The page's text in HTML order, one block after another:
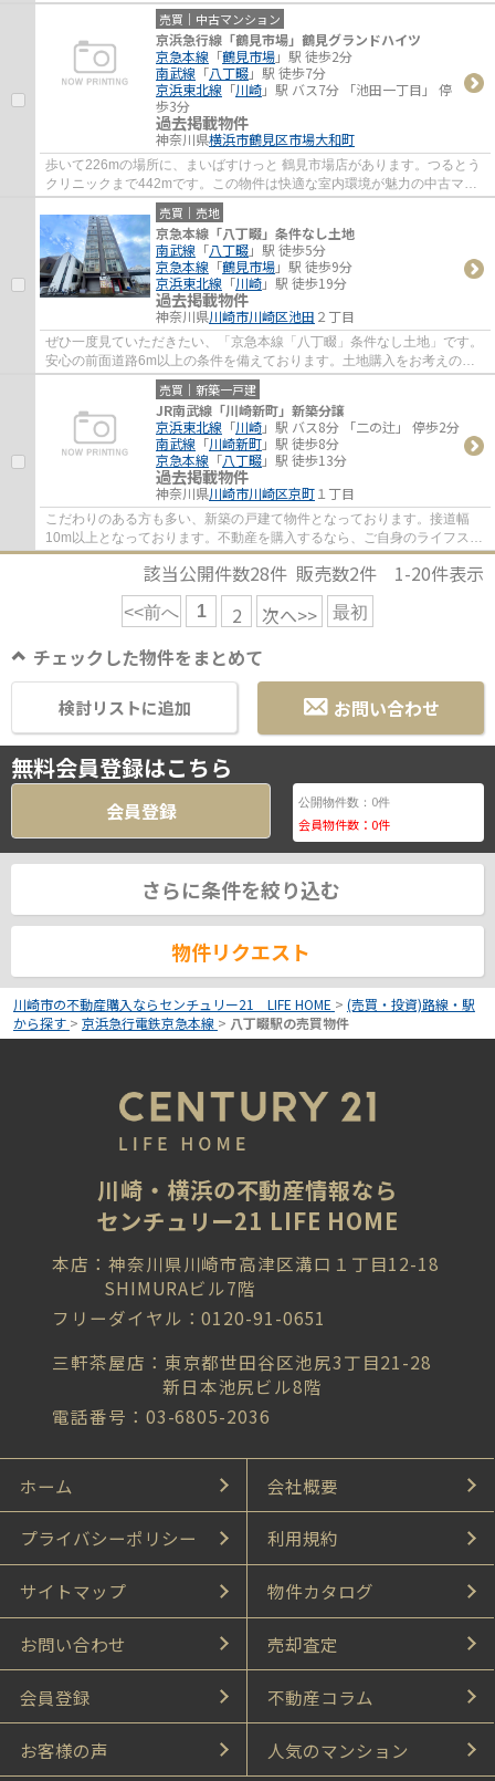
アや南武線尻手付近での一戸建て情報をご紹...
売買｜中古マンション
京浜急行線「鶴見市場」鶴見グランドハイツ
京急本線 「鶴見市場」駅 徒歩2分
南武線 「八丁畷」駅 徒歩7分
京浜東北線 「川崎」駅 バス7分 「池田一丁目」 停
歩3分
過去掲載物件
神奈川県横浜市鶴見区市場大和町
歩いて226mの場所に、まいばすけっと 鶴見市場店があります。つるとう
クリニックまで442mです。この物件は快適な室内環境が魅力の中古マン
ションとなっています。徒歩2分の場所に駅の...
売買｜売地
京急本線「八丁畷」条件なし土地
南武線 「八丁畷」駅 徒歩5分
京急本線 「鶴見市場」駅 徒歩9分
京浜東北線 「川崎」駅 徒歩19分
過去掲載物件
神奈川県川崎市川崎区池田 ２丁目
ぜひ一度見ていただきたい、「京急本線「八丁畷」条件なし土地」です。
安心の前面道路6m以上の条件を備えております。土地購入をお考えの方
におすすめなのがこちらの売地。土地面積は2...
売買｜新築一戸建
JR南武線「川崎新町」新築分譲
京浜東北線 「川崎」駅 バス8分 「二の辻」 停歩2分
南武線 「川崎新町」駅 徒歩8分
京急本線 「八丁畷」駅 徒歩13分
過去掲載物件
神奈川県川崎市川崎区京町１丁目
こだわりのある方も多い、新築の戸建て物件となっております。接道幅
10m以上となっております。不動産を購入するなら、ご自身のライフスタ
イルやこだわりの条件に合った物件でなくては...
該当公開件数28件 販売数2件 1-20件表示
<<前へ 1 2 次へ>> 最初
チェックした物件をまとめて
お問い合わせ
検討リストに追加
無料会員登録はこちら
会員登録 公開物件数： 0件
会員物件数： 0件
さらに条件を絞り込む
物件リクエスト
川崎市の不動産購入ならセンチュリー21 LIFE HOME > (売買・投資)路線・駅
から探す > 京浜急行電鉄京急本線 > 八丁畷駅の売買物件
川崎・横浜の不動産情報なら
センチュリー21 LIFE HOME
本店：神奈川県川崎市高津区溝口１丁目12-18
SHIMURAビル7階
フリーダイヤル：0120-91-0651
三軒茶屋店：東京都世田谷区池尻3丁目21-28
新日本池尻ビル8階
電話番号：03-6805-2036
ホーム 会社概要
プライバシーポリシー 利用規約
サイトマップ 物件カタログ
お問い合わせ 売却査定
会員登録 不動産コラム
お客様の声 人気のマンション